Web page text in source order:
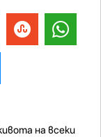
на всеки